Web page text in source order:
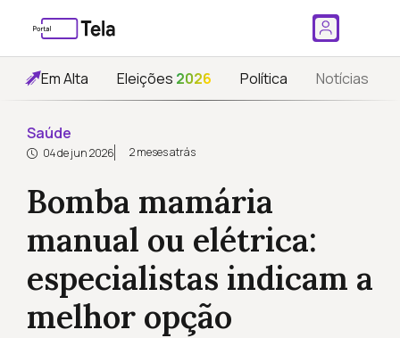
Em Alta Eleições 2026 Política Notícias
Saúde
04 de jun 2026 2 meses atrás
Bomba mamária
manual ou elétrica:
especialistas indicam a
melhor opção